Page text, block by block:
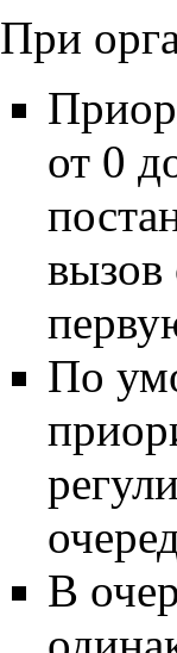
При
от 0
вызов
По
В